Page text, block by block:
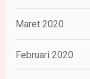
Maret 2020
Februari 2020